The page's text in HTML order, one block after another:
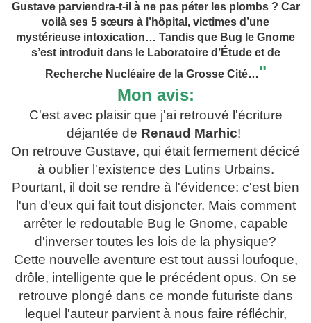
Gustave parviendra-t-il à ne pas péter les plombs ? Car
voilà ses 5 sœurs à l’hôpital, victimes d’une
mystérieuse intoxication… Tandis que Bug le Gnome
s’est introduit dans le Laboratoire d’Étude et de
Recherche Nucléaire de la Grosse Cité…"
Mon avis:
C'est avec plaisir que j'ai retrouvé l'écriture
déjantée de Renaud Marhic!
On retrouve Gustave, qui était fermement décicé
à oublier l'existence des Lutins Urbains.
Pourtant, il doit se rendre à l'évidence: c'est bien
l'un d'eux qui fait tout disjoncter. Mais comment
arrêter le redoutable Bug le Gnome, capable
d'inverser toutes les lois de la physique?
Cette nouvelle aventure est tout aussi loufoque,
drôle, intelligente que le précédent opus. On se
retrouve plongé dans ce monde futuriste dans
lequel l'auteur parvient à nous faire réfléchir,